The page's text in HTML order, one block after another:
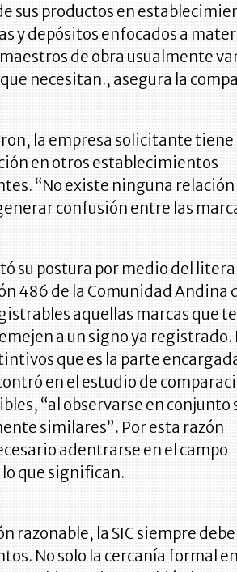
sus productos en
y depósitos enfocados a
de obra usualmente
necesitan., asegura la
la empresa solicitante tiene
en otros establecimientos
“No existe ninguna relación
confusión entre las
su postura por medio del literal
486 de la Comunidad Andina
aquellas marcas que
a un signo ya registrado.
que es la parte
en el estudio de
“al observarse en conjunto
similares”. Por esta razón
adentrarse en el campo
que significan.
razonable, la SIC siempre
No solo la cercanía formal